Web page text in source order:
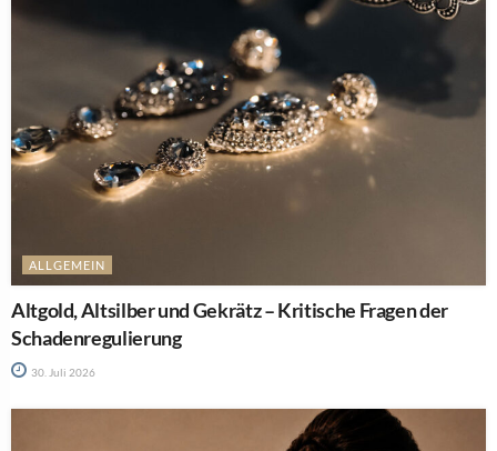
ALLGEMEIN
Altgold, Altsilber und Gekrätz – Kritische Fragen der
Schadenregulierung
30. Juli 2026